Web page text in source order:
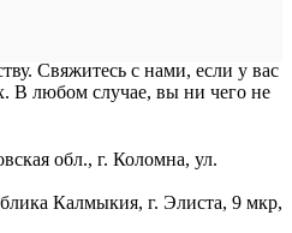
Свяжитесь с нами, если у вас
В любом случае, вы ни чего не
обл., г. Коломна, ул.
Калмыкия, г. Элиста, 9 мкр,